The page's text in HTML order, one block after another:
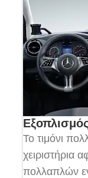
Το τιμόνι
χειριστήρια
πολλαπλών